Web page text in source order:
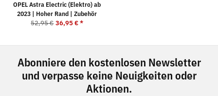
OPEL Astra Electric (Elektro) ab
2023 | Hoher Rand | Zubehör
52,95 € 36,95 €*
Abonniere den kostenlosen Newsletter
und verpasse keine Neuigkeiten oder
Aktionen.